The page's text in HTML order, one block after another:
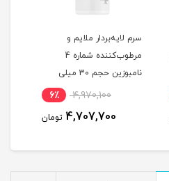
سرم لایه‌بردار ملایم و
مرطوب‌کننده شماره 4
نامبوزین حجم 30 میلی
4,970,100 6٪
4,707,700 تومان